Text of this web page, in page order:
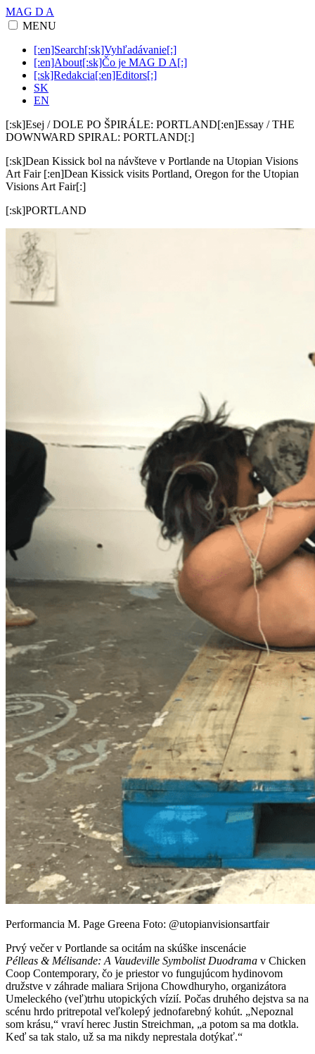
MAG D A
MENU
[:en]Search[:sk]Vyhľadávanie[:]
[:en]About[:sk]Čo je MAG D A[:]
[:sk]Redakcia[:en]Editors[:]
SK
EN
[:sk]Esej / DOLE PO ŠPIRÁLE: PORTLAND[:en]Essay / THE
DOWNWARD SPIRAL: PORTLAND[:]
[:sk]Dean Kissick bol na návšteve v Portlande na Utopian Visions
Art Fair [:en]Dean Kissick visits Portland, Oregon for the Utopian
Visions Art Fair[:]
[:sk]PORTLAND
Performancia M. Page Greena Foto: @utopianvisionsartfair
Prvý večer v Portlande sa ocitám na skúške inscenácie
Pélleas & Mélisande: A Vaudeville Symbolist Duodrama v Chicken
Coop Contemporary, čo je priestor vo fungujúcom hydinovom
družstve v záhrade maliara Srijona Chowdhuryho, organizátora
Umeleckého (veľ)trhu utopických vízií. Počas druhého dejstva sa na
scénu hrdo pritrepotal veľkolepý jednofarebný kohút. „Nepoznal
som krásu,“ vraví herec Justin Streichman, „a potom sa ma dotkla.
Keď sa tak stalo, už sa ma nikdy neprestala dotýkať.“